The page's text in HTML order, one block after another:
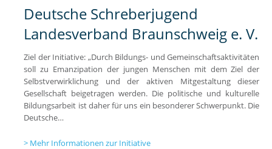
Deutsche Schreberjugend
Landesverband Braunschweig e. V.
Ziel der Initiative: „Durch Bildungs- und Gemeinschaftsaktivitäten
soll zu Emanzipation der jungen Menschen mit dem Ziel der
Selbstverwirklichung und der aktiven Mitgestaltung dieser
Gesellschaft beigetragen werden. Die politische und kulturelle
Bildungsarbeit ist daher für uns ein besonderer Schwerpunkt. Die
Deutsche…
Mehr Informationen zur Initiative